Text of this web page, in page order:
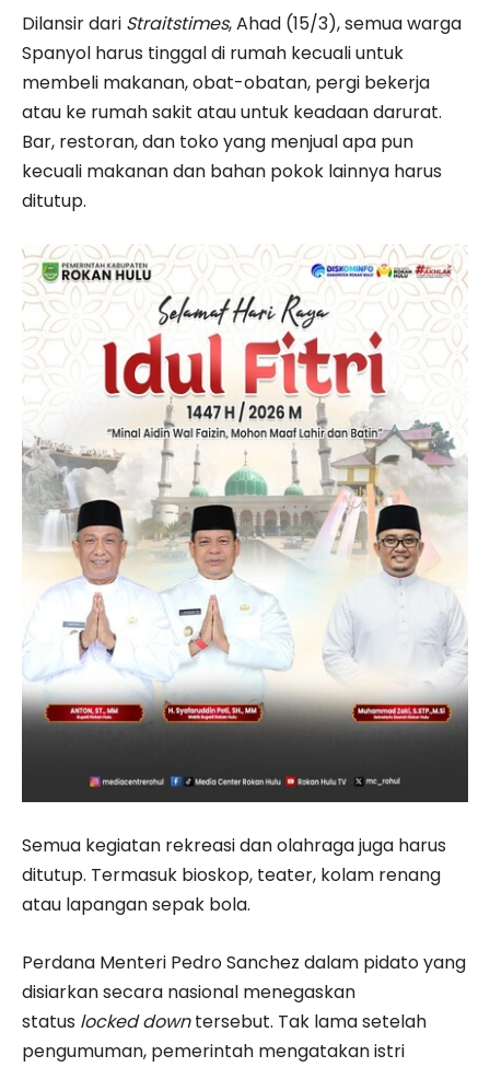
Dilansir dari Straitstimes, Ahad (15/3), semua warga
Spanyol harus tinggal di rumah kecuali untuk
membeli makanan, obat-obatan, pergi bekerja
atau ke rumah sakit atau untuk keadaan darurat.
Bar, restoran, dan toko yang menjual apa pun
kecuali makanan dan bahan pokok lainnya harus
ditutup.
Semua kegiatan rekreasi dan olahraga juga harus
ditutup. Termasuk bioskop, teater, kolam renang
atau lapangan sepak bola.
Perdana Menteri Pedro Sanchez dalam pidato yang
disiarkan secara nasional menegaskan
status locked downtersebut. Tak lama setelah
pengumuman, pemerintah mengatakan istri